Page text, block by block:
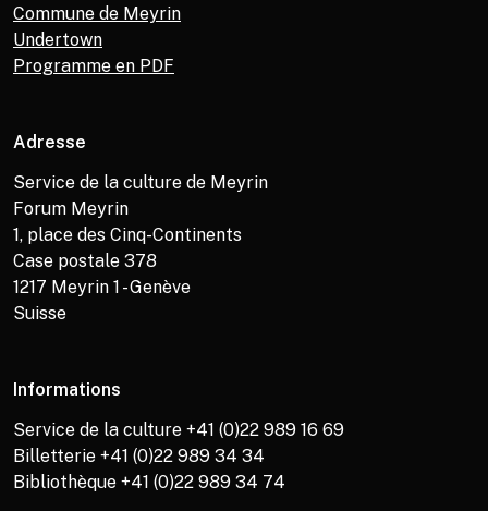
Commune de Meyrin
Undertown
Programme en PDF
Adresse
Service de la culture de Meyrin
Forum Meyrin
1, place des Cinq-Continents
Case postale 378
1217 Meyrin 1 - Genève
Suisse
Informations
Service de la culture +41 (0)22 989 16 69
Billetterie +41 (0)22 989 34 34
Bibliothèque +41 (0)22 989 34 74